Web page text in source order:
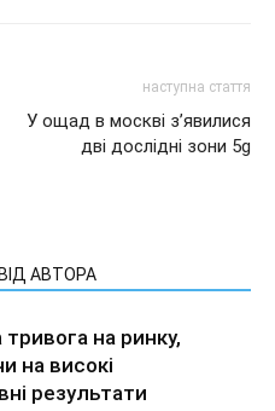
наступна стаття
У ощад в москві з’явилися
дві дослідні зони 5g
АВТОРА
на ринку,
на високі
результати